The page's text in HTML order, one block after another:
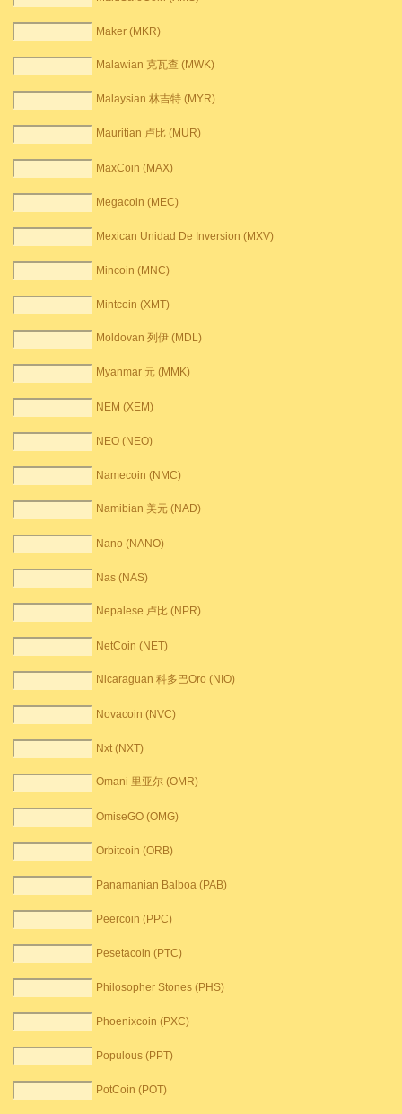
Maker (MKR)
Malawian 克瓦查 (MWK)
Malaysian 林吉特 (MYR)
Mauritian 卢比 (MUR)
MaxCoin (MAX)
Megacoin (MEC)
Mexican Unidad De Inversion (MXV)
Mincoin (MNC)
Mintcoin (XMT)
Moldovan 列伊 (MDL)
Myanmar 元 (MMK)
NEM (XEM)
NEO (NEO)
Namecoin (NMC)
Namibian 美元 (NAD)
Nano (NANO)
Nas (NAS)
Nepalese 卢比 (NPR)
NetCoin (NET)
Nicaraguan 科多巴Oro (NIO)
Novacoin (NVC)
Nxt (NXT)
Omani 里亚尔 (OMR)
OmiseGO (OMG)
Orbitcoin (ORB)
Panamanian Balboa (PAB)
Peercoin (PPC)
Pesetacoin (PTC)
Philosopher Stones (PHS)
Phoenixcoin (PXC)
Populous (PPT)
PotCoin (POT)